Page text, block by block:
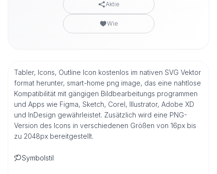
Aktie
Wie
Tabler, Icons, Outline Icon kostenlos im nativen SVG Vektor
format herunter, smart-home png image, das eine nahtlose
Kompatibilität mit gängigen Bildbearbeitungs programmen
und Apps wie Figma, Sketch, Corel, Illustrator, Adobe XD
und InDesign gewährleistet. Zusätzlich wird eine PNG-
Version des Icons in verschiedenen Größen von 16px bis
zu 2048px bereitgestellt.
Symbolstil